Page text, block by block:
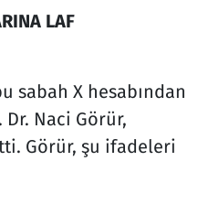
LAF
sabah X hesabından
Naci Görür,
Görür, şu ifadeleri